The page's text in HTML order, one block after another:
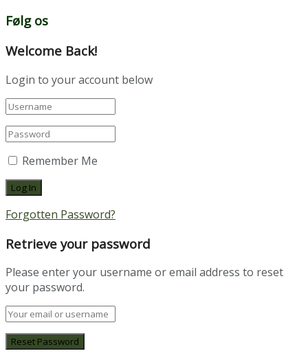
Følg os
Welcome Back!
Login to your account below
Remember Me
Forgotten Password?
Retrieve your password
Please enter your username or email address to reset
your password.